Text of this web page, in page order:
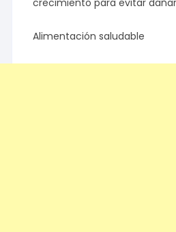
crecimiento para evitar
Alimentación saludable